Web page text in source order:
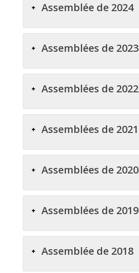
Assemblée de 2024
Assemblées de 2023
Assemblées de 2022
Assemblées de 2021
Assemblées de 2020
Assemblées de 2019
Assemblée de 2018